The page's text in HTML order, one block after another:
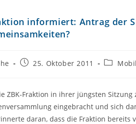
informiert: Antrag der
25. Oktober 2011
ZBK-Fraktion in ihrer jüngsten Sitzung
eingebracht und sich
daran, dass die Fraktion bereits